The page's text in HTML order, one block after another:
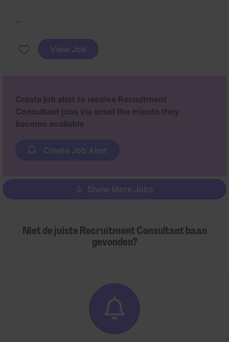
proactieve administratieve kracht met technische
interesse. In deze rol fungeer je als spilfiguur tussen
View Job
Create job alert to receive Recruitment
Consultant jobs via email the minute they
become available
Create Job Alert
Pagination
Show More Jobs
Niet de juiste Recruitment Consultant baan
gevonden?